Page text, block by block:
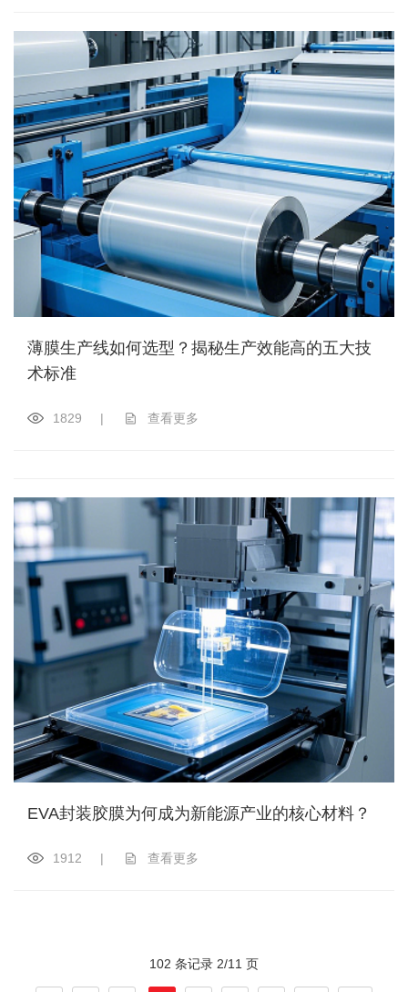
薄膜生产线如何选型？揭秘生产效能高的五大技
术标准
1829 | 查看更多
EVA封装胶膜为何成为新能源产业的核心材料？
1912 | 查看更多
102 条记录 2/11 页